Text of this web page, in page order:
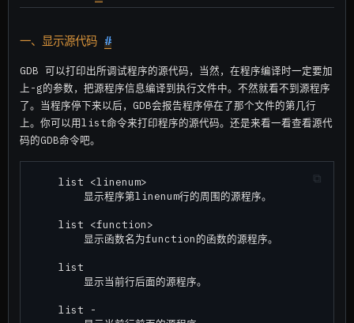
一、显示源代码 #
GDB 可以打印出所调试程序的源代码，当然，在程序编译时一定要加
上-g的参数，把源程序信息编译到执行文件中。不然就看不到源程序
了。当程序停下来以后，GDB会报告程序停在了那个文件的第几行
上。你可以用list命令来打印程序的源代码。还是来看一看查看源代
码的GDB命令吧。
    list <linenum>
        显示程序第linenum行的周围的源程序。
    list <function>
        显示函数名为function的函数的源程序。
    list
        显示当前行后面的源程序。
    list -